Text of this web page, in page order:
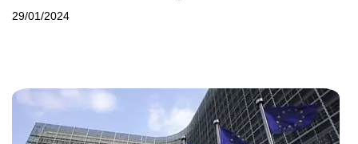
29/01/2024